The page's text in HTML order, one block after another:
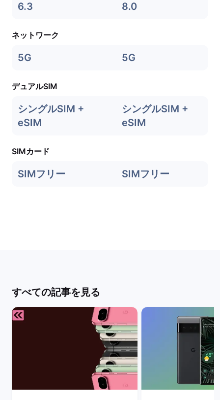
6.3 8.0
ネットワーク
5G 5G
デュアルSIM
シングルSIM +
eSIM
シングルSIM +
eSIM
SIMカード
SIMフリー SIMフリー
すべての記事を見る